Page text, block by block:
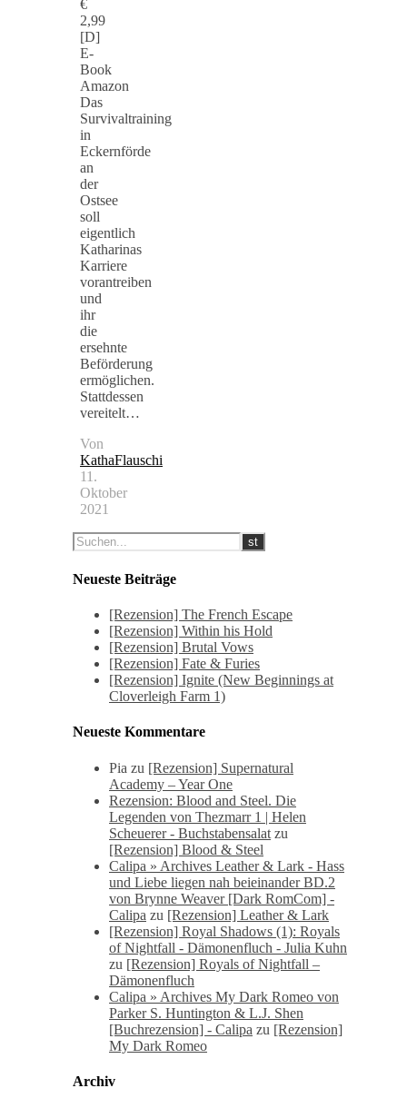
€
2,99
[D]
E-
Book
Amazon
Das
Survivaltraining
in
Eckernförde
an
der
Ostsee
soll
eigentlich
Katharinas
Karriere
vorantreiben
und
ihr
die
ersehnte
Beförderung
ermöglichen.
Stattdessen
vereitelt…
Von
KathaFlauschi
11.
Oktober
2021
Neueste Beiträge
[Rezension] The French Escape
[Rezension] Within his Hold
[Rezension] Brutal Vows
[Rezension] Fate & Furies
[Rezension] Ignite (New Beginnings at
Cloverleigh Farm 1)
Neueste Kommentare
Pia zu [Rezension] Supernatural
Academy – Year One
Rezension: Blood and Steel. Die
Legenden von Thezmarr 1 | Helen
Scheuerer - Buchstabensalat zu
[Rezension] Blood & Steel
Calipa » Archives Leather & Lark - Hass
und Liebe liegen nah beieinander BD.2
von Brynne Weaver [Dark RomCom] -
Calipa zu [Rezension] Leather & Lark
[Rezension] Royal Shadows (1): Royals
of Nightfall - Dämonenfluch - Julia Kuhn
zu [Rezension] Royals of Nightfall –
Dämonenfluch
Calipa » Archives My Dark Romeo von
Parker S. Huntington & L.J. Shen
[Buchrezension] - Calipa zu [Rezension]
My Dark Romeo
Archiv